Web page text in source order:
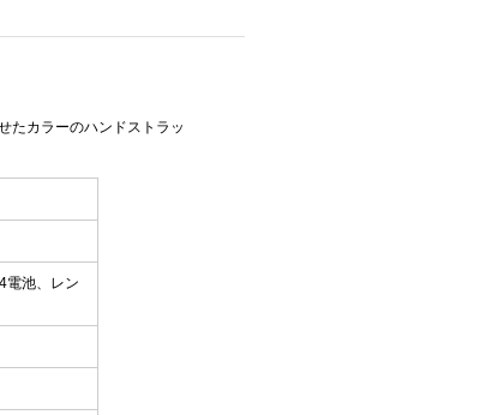
たカラーのハンドストラッ
電池、レン